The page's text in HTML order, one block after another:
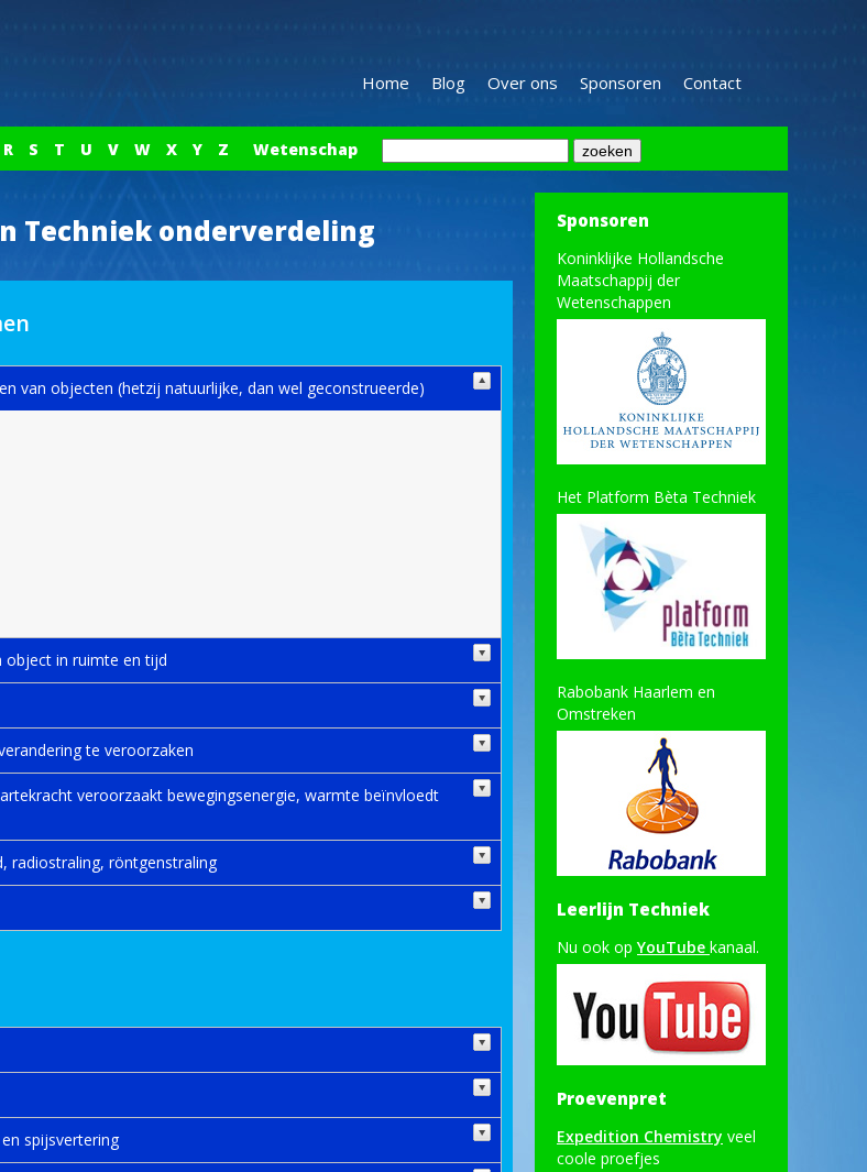
Home Blog Over ons Sponsoren Contact
R S T U V W X Y Z Wetenschap
Techniek onderverdeling
van objecten (hetzij natuurlijke, dan wel geconstrueerde)
object in ruimte en tijd
te veroorzaken
veroorzaakt bewegingsenergie, warmte beïnvloedt
radiostraling, röntgenstraling
spijsvertering
Sponsoren
Koninklijke Hollandsche
Maatschappij der
Wetenschappen
Het Platform Bèta Techniek
Rabobank Haarlem en
Omstreken
Leerlijn Techniek
Nu ook opYouTube kanaal.
Proevenpret
Expedition Chemistry veel
coole proefjes